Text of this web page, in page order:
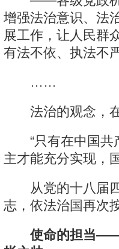
增强法治意识、法
展工作，让人民群
有法不依、执法不
……
法治的观念，在
“只有在中国共
主才能充分实现，
从党的十八届四
志，依法治国再次
使命的担当——